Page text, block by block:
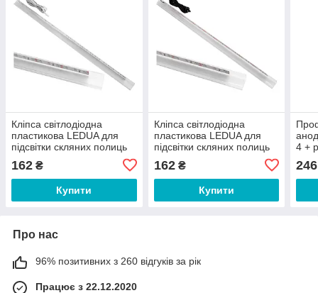
Кліпса світлодіодна
пластикова LEDUA для
підсвітки скляних полиць
(35502533)
162 ₴
Купити
Кліпса світлодіодна
пластикова LEDUA для
підсвітки скляних полиць
(35502534)
162₴
Купити
4 +
Про нас
96% позитивних з 260 відгуків за рік
Працює з 22.12.2020